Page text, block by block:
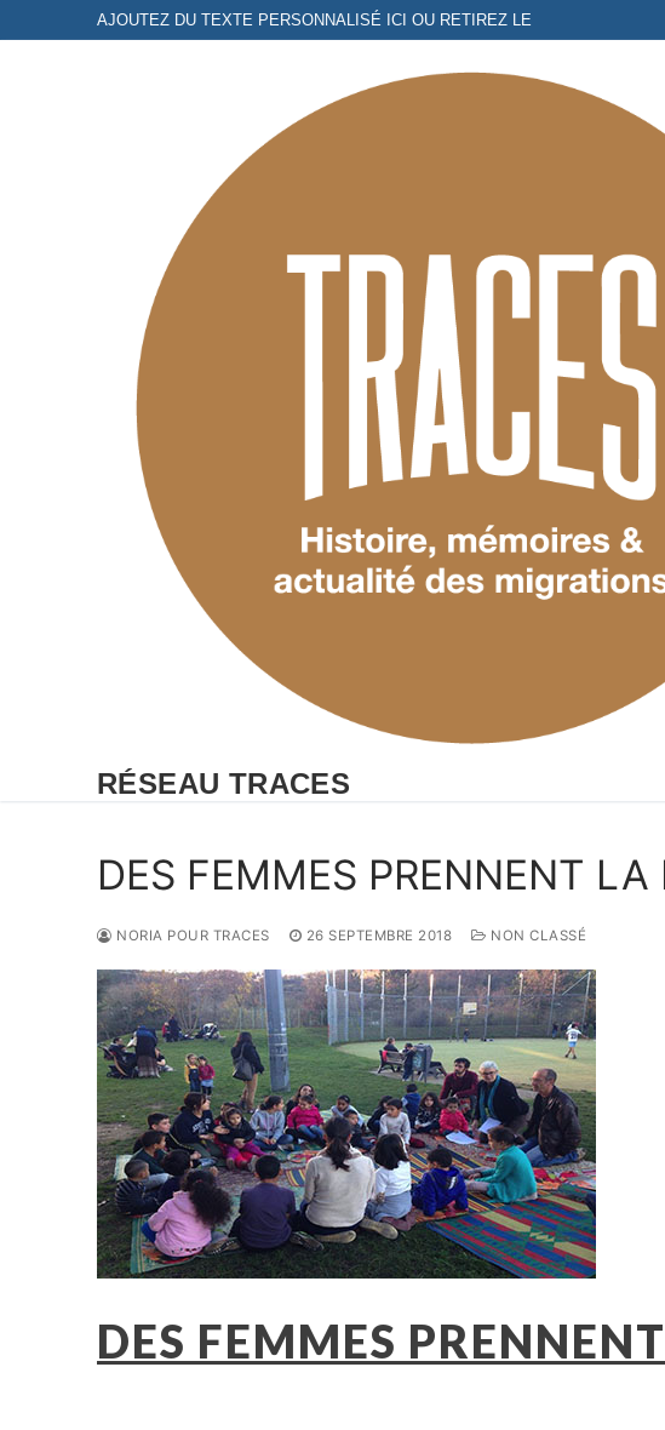
au
AJOUTEZ DU TEXTE PERSONNALISÉ ICI OU RETIREZ LE
RÉSEAU TRACES
DES FEMMES PRENNENT LA
NORIA POUR TRACES 26 SEPTEMBRE 2018 NON CLASSÉ
DES FEMMES